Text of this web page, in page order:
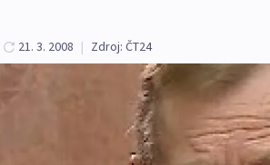
21. 3. 2008 | Zdroj: ČT24